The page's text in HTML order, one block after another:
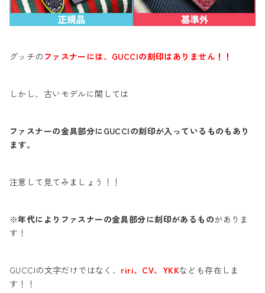
グッチの ファスナーには、GUCCIの刻印はありません！！
しかし、古いモデルに関しては
ファスナーの金具部分にGUCCIの刻印が入っているものもあり
ます。
注意して見てみましょう！！
※年代によりファスナーの金具部分に刻印があるものがありま
す！
GUCCIの文字だけではなく、 riri、CV、YKKなども存在しま
す！！